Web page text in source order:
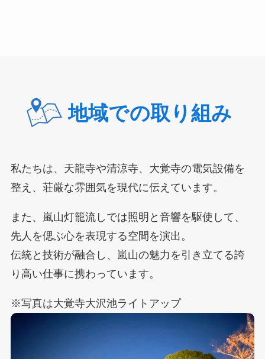
地域での取り組み
私たちは、天龍寺や清涼寺、大覚寺の電気設備を
整え、荘厳な雰囲気を現代に伝えています。
また、嵐山灯籠流しでは照明と音響を駆使して、
先人を偲ぶ心を表現する空間を演出。
伝統と技術が融合し、嵐山の魅力を引き立てる誇
り高い仕事に携わっています。
※写真は大覚寺大沢池ライトアップ